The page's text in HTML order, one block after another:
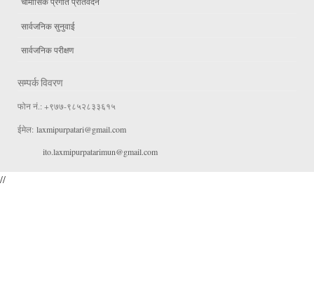
सार्वजनिक सुनुवाई
सार्वजनिक परीक्षण
सम्पर्क विवरण
फोन नं.: +९७७-९८५२८३३६१५
ईमेल: laxmipurpatari@gmail.com
ito.laxmipurpatarimun@gmail.com
//